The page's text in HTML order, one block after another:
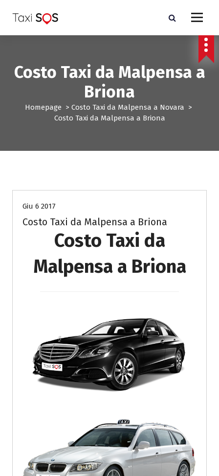
a
Costo Taxi da Malpensa a
Briona
Homepage > Costo Taxi da Malpensa a Novara >
Costo Taxi da Malpensa a Briona
Giu 6 2017
Costo Taxi da Malpensa a Briona
Costo Taxi da
Malpensa a Briona